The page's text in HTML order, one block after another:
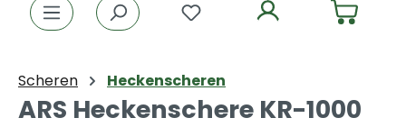
Du hast 0 Produkte auf
Scheren Heckenscheren
ARS Heckenschere KR-1000